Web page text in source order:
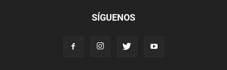
SÍGUENOS